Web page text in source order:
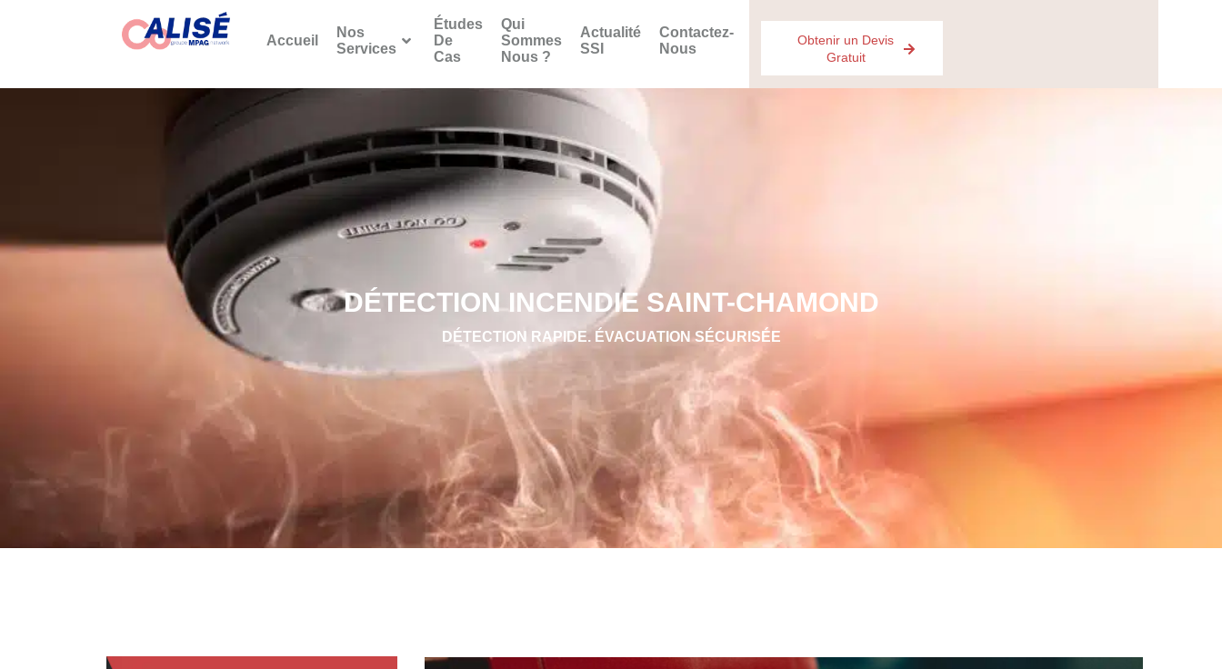
Accueil
Nos
Services
Études
De
Cas
Qui
Sommes
Nous ?
Actualité
SSI
Contactez-
Nous
Obtenir un Devis
Gratuit
DÉTECTION INCENDIE SAINT-CHAMOND
DÉTECTION RAPIDE. ÉVACUATION SÉCURISÉE